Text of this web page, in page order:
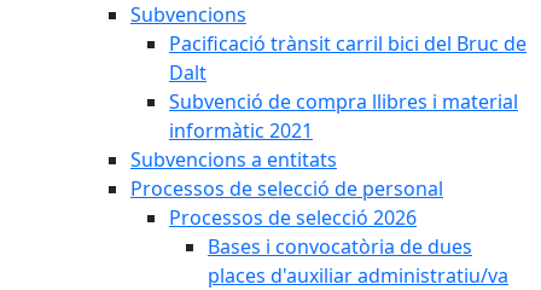
Subvencions
Pacificació trànsit carril bici del Bruc de
Dalt
Subvenció de compra llibres i material
informàtic 2021
Subvencions a entitats
Processos de selecció de personal
Processos de selecció 2026
Bases i convocatòria de dues
places d'auxiliar administratiu/va